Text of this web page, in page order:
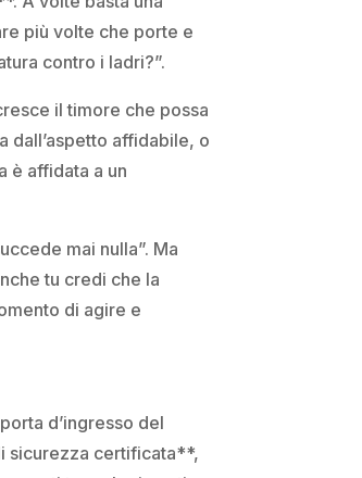
più volte che porte e
contro i ladri?”.
il timore che possa
dall’aspetto affidabile, o
è affidata a un
mai nulla”. Ma
tu credi che la
di agire e
d’ingresso del
sicurezza certificata**,